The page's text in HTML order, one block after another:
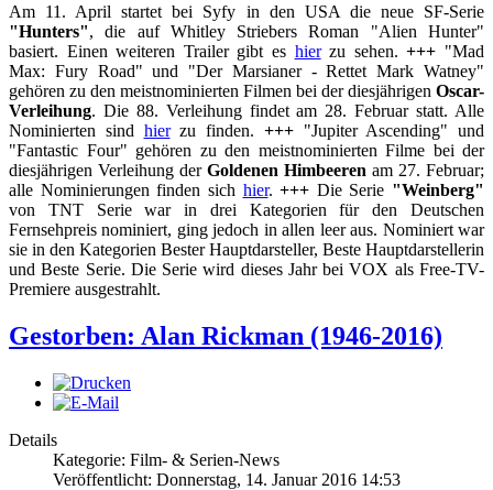
Am 11. April startet bei Syfy in den USA die neue SF-Serie
"Hunters", die auf Whitley Striebers Roman "Alien Hunter"
basiert. Einen weiteren Trailer gibt es hierzu sehen.+++ "Mad
Max: Fury Road" und "Der Marsianer - Rettet Mark Watney"
gehören zu den meistnominierten Filmen bei der diesjährigen Oscar-
Verleihung. Die 88. Verleihung findet am 28. Februar statt. Alle
Nominierten sind hierzu finden. +++ "Jupiter Ascending" und
"Fantastic Four" gehören zu den meistnominierten Filme bei der
diesjährigen Verleihung der Goldenen Himbeeren am 27. Februar;
alle Nominierungen finden sich hier.+++ Die Serie "Weinberg"
von TNT Serie war in drei Kategorien für den Deutschen
Fernsehpreis nominiert, ging jedoch in allen leer aus. Nominiert war
sie in den Kategorien Bester Hauptdarsteller, Beste Hauptdarstellerin
und Beste Serie. Die Serie wird dieses Jahr bei VOX als Free-TV-
Premiere ausgestrahlt.
Gestorben: Alan Rickman (1946-2016)
Details
Kategorie: Film- & Serien-News
Veröffentlicht: Donnerstag, 14. Januar 2016 14:53